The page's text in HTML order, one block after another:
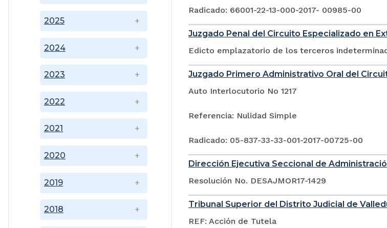
2018
2019
2020
2021
2022
2023
2024
2025
Radicado: 66001-22-13-000-2017- 00985-00
Juzgado Penal del Circuito Especializado en
Edicto emplazatorio de los terceros
Juzgado Primero Administrativo Oral del
Auto Interlocutorio No 1217
Referencia: Nulidad Simple
Radicado: 05-837-33-33-001-2017-00725-00
Dirección Ejecutiva Seccional de
Resolución No. DESAJMOR17-1429
Tribunal Superior del Distrito Judicial de
REF: Acción de Tutela